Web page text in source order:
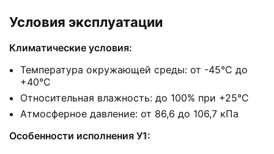
Условия эксплуатации
Климатические условия:
Температура окружающей среды: от -45°C до
+40°C
Относительная влажность: до 100% при +25°C
Атмосферное давление: от 86,6 до 106,7 кПа
Особенности исполнения У1: